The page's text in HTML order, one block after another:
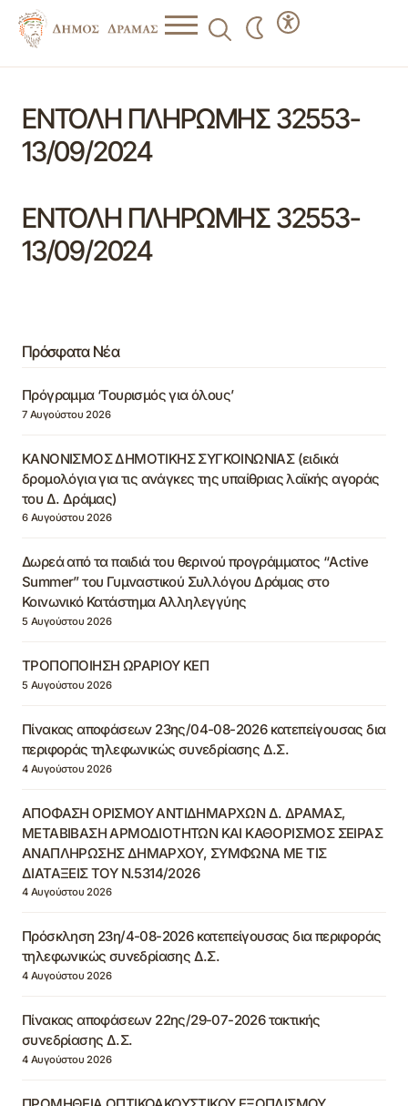
ΕΝΤΟΛΗ ΠΛΗΡΩΜΗΣ 32553-
13/09/2024
ΕΝΤΟΛΗ ΠΛΗΡΩΜΗΣ 32553-
13/09/2024
Πρόσφατα Νέα
Πρόγραμμα ‘Τουρισμός για όλους’
7 Αυγούστου 2026
ΚΑΝΟΝΙΣΜΟΣ ΔΗΜΟΤΙΚΗΣ ΣΥΓΚΟΙΝΩΝΙΑΣ (ειδικά
δρομολόγια για τις ανάγκες της υπαίθριας λαϊκής αγοράς
του Δ. Δράμας)
6 Αυγούστου 2026
Δωρεά από τα παιδιά του θερινού προγράμματος “Active
Summer” του Γυμναστικού Συλλόγου Δράμας στο
Κοινωνικό Κατάστημα Αλληλεγγύης
5 Αυγούστου 2026
ΤΡΟΠΟΠΟΙΗΣΗ ΩΡΑΡΙΟΥ ΚΕΠ
5 Αυγούστου 2026
Πίνακας αποφάσεων 23ης/04-08-2026 κατεπείγουσας δια
περιφοράς τηλεφωνικώς συνεδρίασης Δ.Σ.
4 Αυγούστου 2026
ΑΠΟΦΑΣΗ ΟΡΙΣΜΟΥ ΑΝΤΙΔΗΜΑΡΧΩΝ Δ. ΔΡΑΜΑΣ,
ΜΕΤΑΒΙΒΑΣΗ ΑΡΜΟΔΙΟΤΗΤΩΝ ΚΑΙ ΚΑΘΟΡΙΣΜΟΣ ΣΕΙΡΑΣ
ΑΝΑΠΛΗΡΩΣΗΣ ΔΗΜΑΡΧΟΥ, ΣΥΜΦΩΝΑ ΜΕ ΤΙΣ
ΔΙΑΤΑΞΕΙΣ ΤΟΥ Ν.5314/2026
4 Αυγούστου 2026
Πρόσκληση 23η/4-08-2026 κατεπείγουσας δια περιφοράς
τηλεφωνικώς συνεδρίασης Δ.Σ.
4 Αυγούστου 2026
Πίνακας αποφάσεων 22ης/29-07-2026 τακτικής
συνεδρίασης Δ.Σ.
4 Αυγούστου 2026